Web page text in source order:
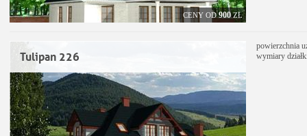
CENY OD900ZŁ
Tulipan 226
powierzchnia
wymiary